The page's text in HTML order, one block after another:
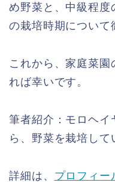
め野菜と、中級程度
の栽培時期について
これから、家庭菜
れば幸いです。
筆者紹介：モロヘイ
ら、野菜を栽培して
詳細は、 プロフィー